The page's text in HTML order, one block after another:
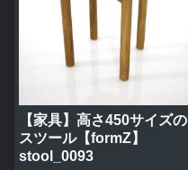
【家具】高さ450サイズの
スツール【formZ】
stool_0093